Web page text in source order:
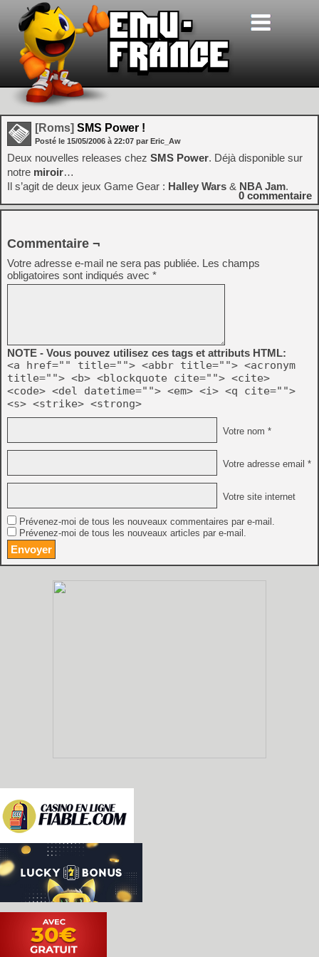
[Roms] SMS Power !
Posté le 15/05/2006 à 22:07 par Eric_Aw
Deux nouvelles releases chez SMS Power. Déjà disponible sur
notre miroir…
Il s’agit de deux jeux Game Gear : Halley Wars & NBA Jam.
0 commentaire
Commentaire ¬
Votre adresse e-mail ne sera pas publiée. Les champs
obligatoires sont indiqués avec *
NOTE - Vous pouvez utilisez ces tags et attributs HTML:
<a href="" title=""> <abbr title=""> <acronym
title=""> <b> <blockquote cite=""> <cite>
<code> <del datetime=""> <em> <i> <q cite="">
<s> <strike> <strong>
Votre nom *
Votre adresse email *
Votre site internet
Prévenez-moi de tous les nouveaux commentaires par e-mail.
Prévenez-moi de tous les nouveaux articles par e-mail.